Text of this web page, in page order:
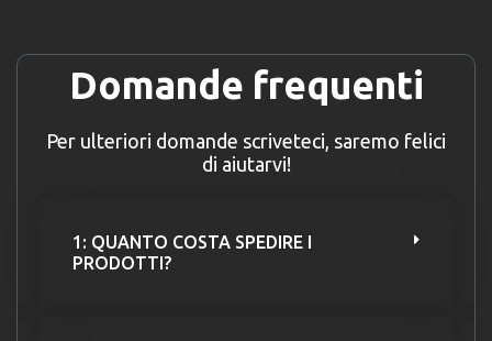
Domande frequenti
Per ulteriori domande scriveteci, saremo felici
di aiutarvi!
1: QUANTO COSTA SPEDIRE I
PRODOTTI?